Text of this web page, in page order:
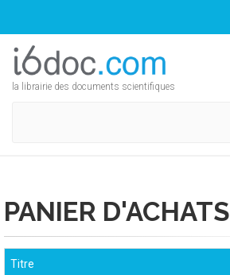
la librairie des documents scientifiques
PANIER D'ACHATS
Titre